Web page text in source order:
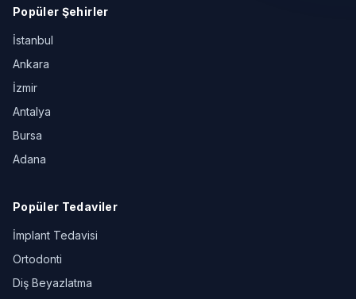
Popüler Şehirler
İstanbul
Ankara
İzmir
Antalya
Bursa
Adana
Popüler Tedaviler
İmplant Tedavisi
Ortodonti
Diş Beyazlatma